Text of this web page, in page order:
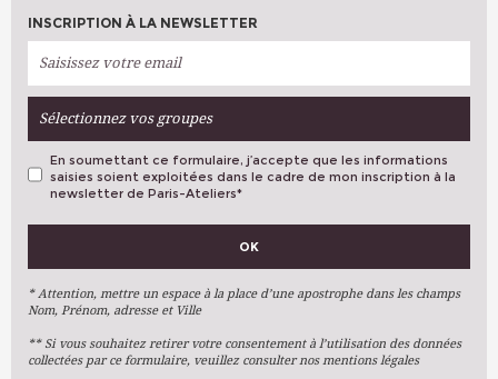
INSCRIPTION À LA NEWSLETTER
Sélectionnez vos groupes
VOS PRÉFÉRENCES
Arts Plastiques
Arts Du Texte
Arts Numériques
En soumettant ce formulaire, j’accepte que les informations
saisies soient exploitées dans le cadre de mon inscription à la
newsletter de Paris-Ateliers*
OK
* Attention, mettre un espace à la place d’une apostrophe dans les champs
Nom, Prénom, adresse et Ville
** Si vous souhaitez retirer votre consentement à l’utilisation des données
collectées par ce formulaire, veuillez consulter nos mentions légales